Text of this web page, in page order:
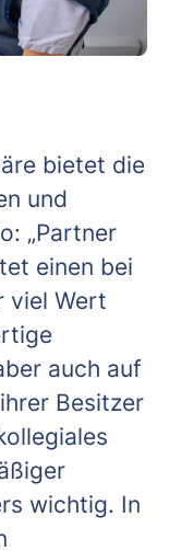
bietet die
und
„Partner
einen bei
viel Wert
auch auf
Besitzer
wichtig. In